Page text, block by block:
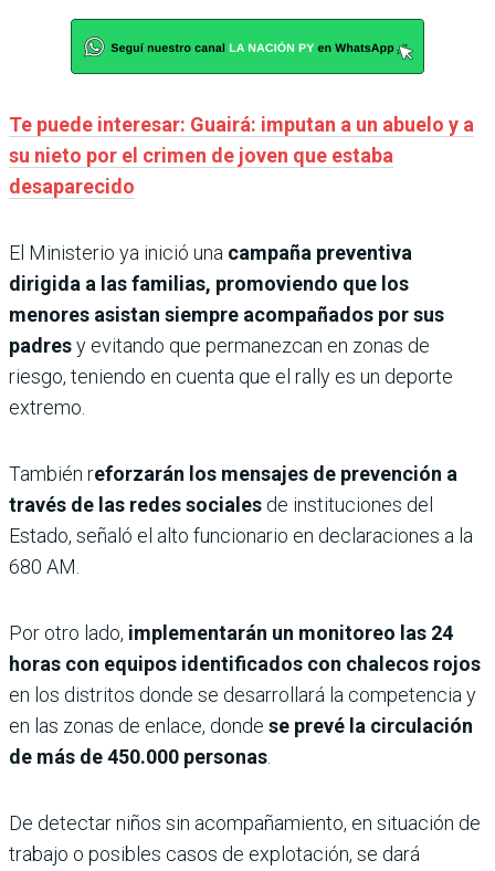
Te puede interesar: Guairá: imputan a un abuelo y a
su nieto por el crimen de joven que estaba
desaparecido
El Ministerio ya inició una campaña preventiva
dirigida a las familias, promoviendo que los
menores asistan siempre acompañados por sus
padresy evitando que permanezcan en zonas de
riesgo, teniendo en cuenta que el rally es un deporte
extremo.
También reforzarán los mensajes de prevención a
través de las redes sociales de instituciones del
Estado, señaló el alto funcionario en declaraciones a la
680 AM.
Por otro lado, implementarán un monitoreo las 24
horas con equipos identificados con chalecos rojos
en los distritos donde se desarrollará la competencia y
en las zonas de enlace, donde se prevé la circulación
de más de 450.000 personas
De detectar niños sin acompañamiento, en situación de
trabajo o posibles casos de explotación, se dará